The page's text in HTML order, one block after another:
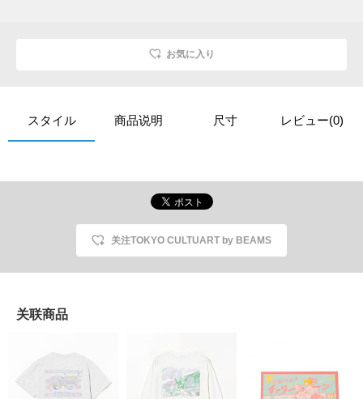
お気に入り
スタイル 商品说明 尺寸 レビュー(0)
关注TOKYO CULTUART by BEAMS
关联商品